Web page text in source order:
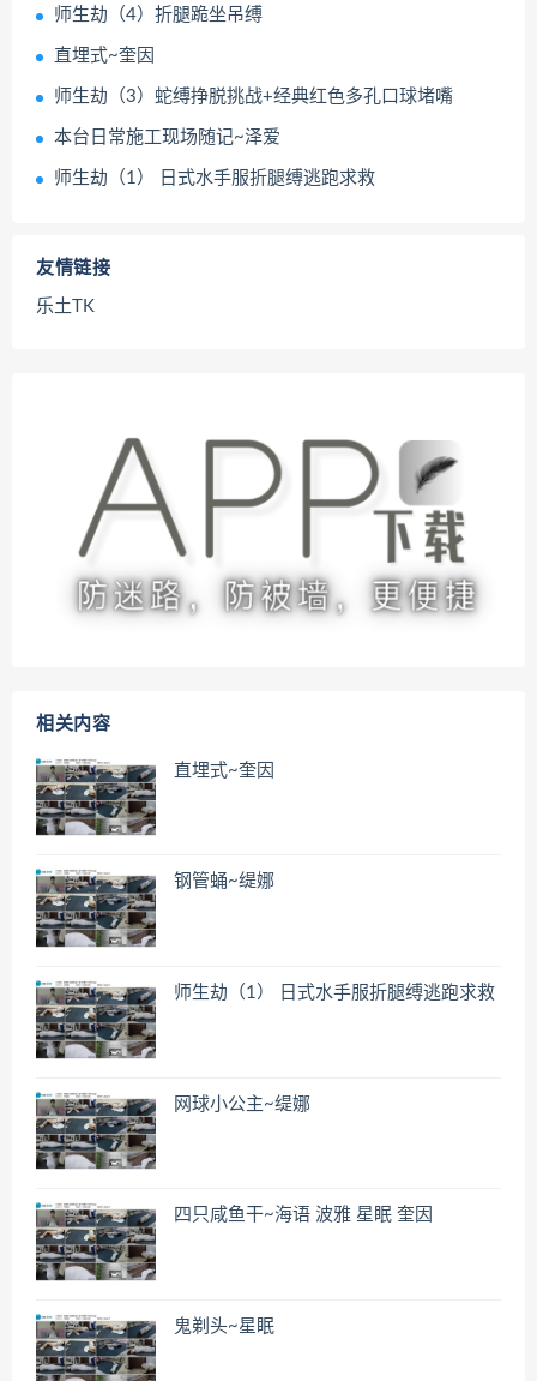
师生劫（4）折腿跪坐吊缚
直埋式~奎因
师生劫（3）蛇缚挣脱挑战+经典红色多孔口球堵嘴
本台日常施工现场随记~泽爱
师生劫（1） 日式水手服折腿缚逃跑求救
友情链接
乐土TK
相关内容
直埋式~奎因
钢管蛹~缇娜
师生劫（1） 日式水手服折腿缚逃跑求救
网球小公主~缇娜
四只咸鱼干~海语 波雅 星眠 奎因
鬼剃头~星眠